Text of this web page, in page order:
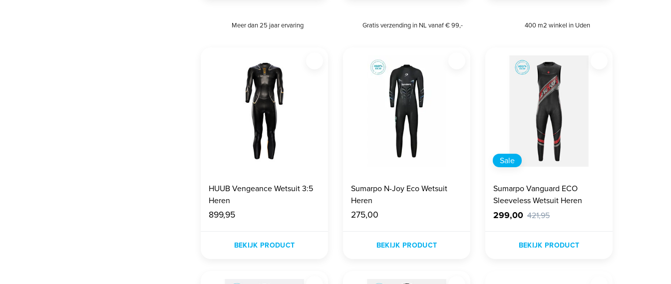
Meer dan 25 jaar ervaring Gratis verzending in NL vanaf € 99,- 400 m2 winkel in Uden
HUUB Vengeance Wetsuit 3:5
Heren
899,95
BEKIJK PRODUCT
Sumarpo N-Joy Eco Wetsuit
Heren
275,00
BEKIJK PRODUCT
Sale
Sumarpo Vanguard ECO
Sleeveless Wetsuit Heren
299,00 421,95
BEKIJK PRODUCT